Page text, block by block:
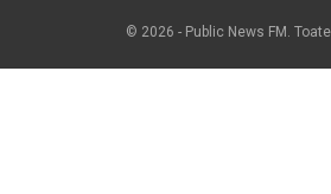
© 2026 - Public News FM.